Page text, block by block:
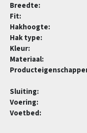
Breedte:
Fit:
Hakhoogte:
Hak type:
Kleur:
Materiaal:
Sluiting:
Voering:
Voetbed: